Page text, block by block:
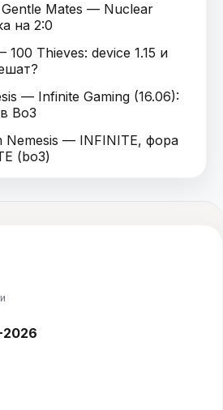
Gentle Mates — Nuclear
на 2:0
Thieves: device 1.15 и
— Infinite Gaming (16.06):
Bo3
Nemesis — INFINITE, фора
(bo3)